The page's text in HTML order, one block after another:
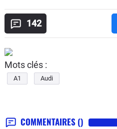
142
Mots clés :
A1 Audi
COMMENTAIRES ()